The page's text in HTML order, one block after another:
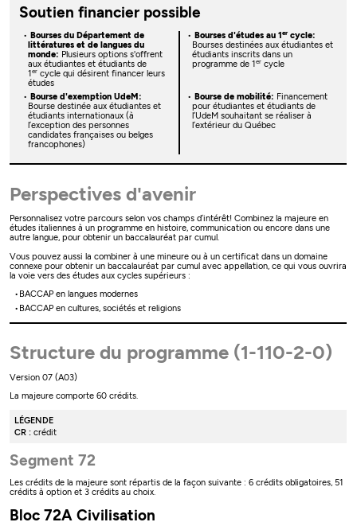
Soutien financier possible
Bourses du Département de
littératures et de langues du
monde: Plusieurs options s'offrent
aux étudiantes et étudiants de
1ercycle qui désirent financer leurs
études
Bourses d'études au 1ercycle:
Bourses destinées aux étudiantes et
étudiants inscrits dans un
programme de 1ercycle
Bourse d'exemption UdeM:
Bourse destinée aux étudiantes et
étudiants internationaux (à
l’exception des personnes
candidates françaises ou belges
francophones)
Bourse de mobilité: Financement
pour étudiantes et étudiants de
l’UdeM souhaitant se réaliser à
l’extérieur du Québec
Perspectives d'avenir
Personnalisez votre parcours selon vos champs d’intérêt! Combinez la majeure en
études italiennes à un programme en histoire, communication ou encore dans une
autre langue, pour obtenir un baccalauréat par cumul.
Vous pouvez aussi la combiner à une mineure ou à un certificat dans un domaine
connexe pour obtenir un baccalauréat par cumul avec appellation, ce qui vous ouvrira
la voie vers des études aux cycles supérieurs :
BACCAP en langues modernes
BACCAP en cultures, sociétés et religions
Structure du programme (1-110-2-0)
Version 07 (A03)
La majeure comporte 60 crédits.
LÉGENDE
CR : crédit
Segment 72
Les crédits de la majeure sont répartis de la façon suivante : 6 crédits obligatoires, 51
crédits à option et 3 crédits au choix.
Bloc 72A Civilisation